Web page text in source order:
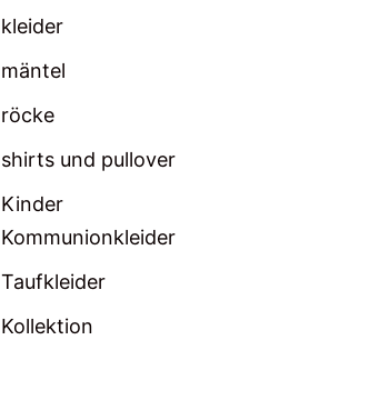
kleider
mäntel
röcke
shirts und pullover
Kinder
Kommunionkleider
Taufkleider
Kollektion